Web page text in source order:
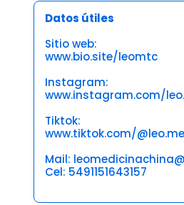
Datos útiles
Sitio web:
www.bio.site/leomtc
Instagram:
www.instagram.com/
Tiktok:
www.tiktok.com/
Mail:
Cel: 5491151643157